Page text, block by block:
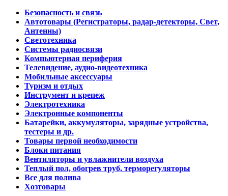
Безопасность и связь
Автотовары (Регистраторы, радар-детекторы, Свет,
Антенны)
Светотехника
Системы радиосвязи
Компьютерная периферия
Телевидение, аудио-видеотехника
Мобильные аксессуары
Туризм и отдых
Инструмент и крепеж
Электротехника
Электронные компоненты
Батарейки, аккумуляторы, зарядные устройства,
тестеры и др.
Товары первой необходимости
Блоки питания
Вентиляторы и увлажнители воздуха
Теплый пол, обогрев труб, терморегуляторы
Все для полива
Хозтовары